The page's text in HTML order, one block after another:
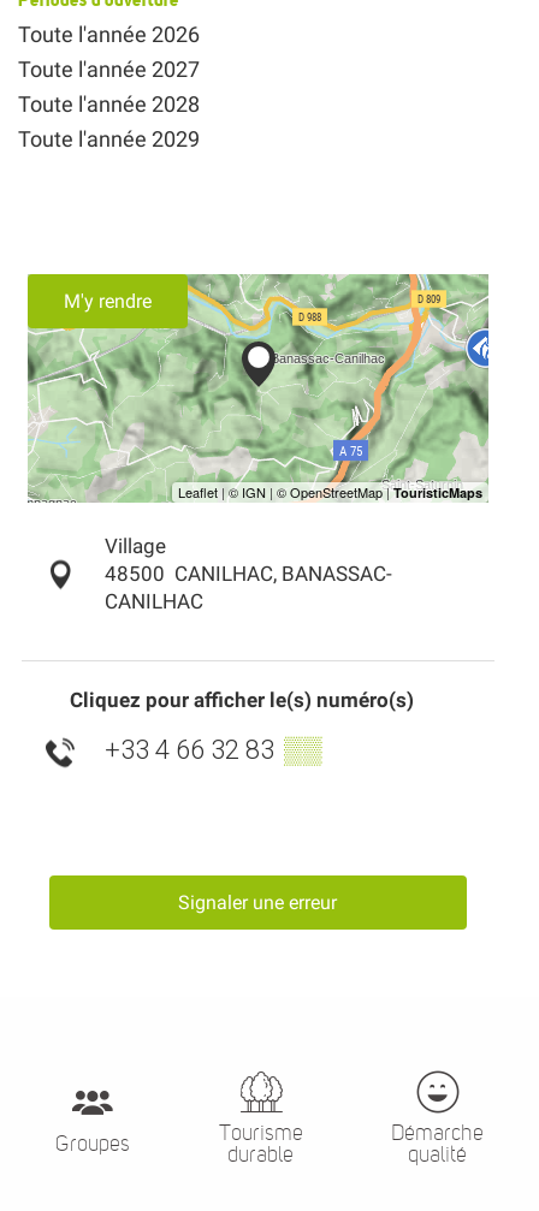
Toute l'année 2026
Toute l'année 2027
Toute l'année 2028
Toute l'année 2029
M'y rendre
Village
48500 CANILHAC, BANASSAC-
CANILHAC
Cliquez pour afficher le(s) numéro(s)
+33 4 66 32 83 ▒▒
Signaler une erreur
Groupes
Tourisme
durable
Démarche
qualité